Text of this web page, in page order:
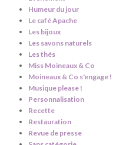
Humeur du jour
Le café Apache
Les bijoux
Les savons naturels
Les thés
Miss Moineaux & Co
Moineaux & Co s'engage !
Musique please !
Personnalisation
Recette
Restauration
Revue de presse